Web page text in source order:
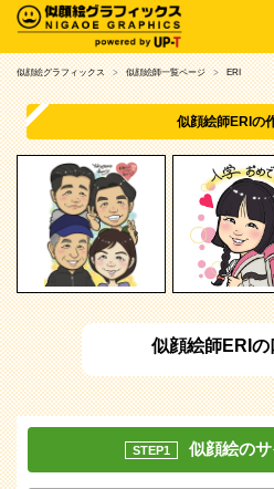
似顔絵グラフィックス 似顔絵師一覧ページ ERI
似顔絵師ERIの
似顔絵師ERIの
STEP1 似顔絵の